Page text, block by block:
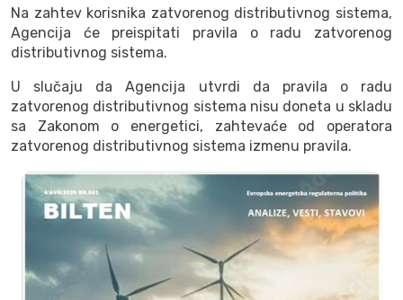
Na zahtev korisnika zatvorenog distributivnog sistema,
Agencija će preispitati pravila o radu zatvorenog
distributivnog sistema.
U slučaju da Agencija utvrdi da pravila o radu
zatvorenog distributivnog sistema nisu doneta u skladu
sa Zakonom o energetici, zahtevaće od operatora
zatvorenog distributivnog sistema izmenu pravila.